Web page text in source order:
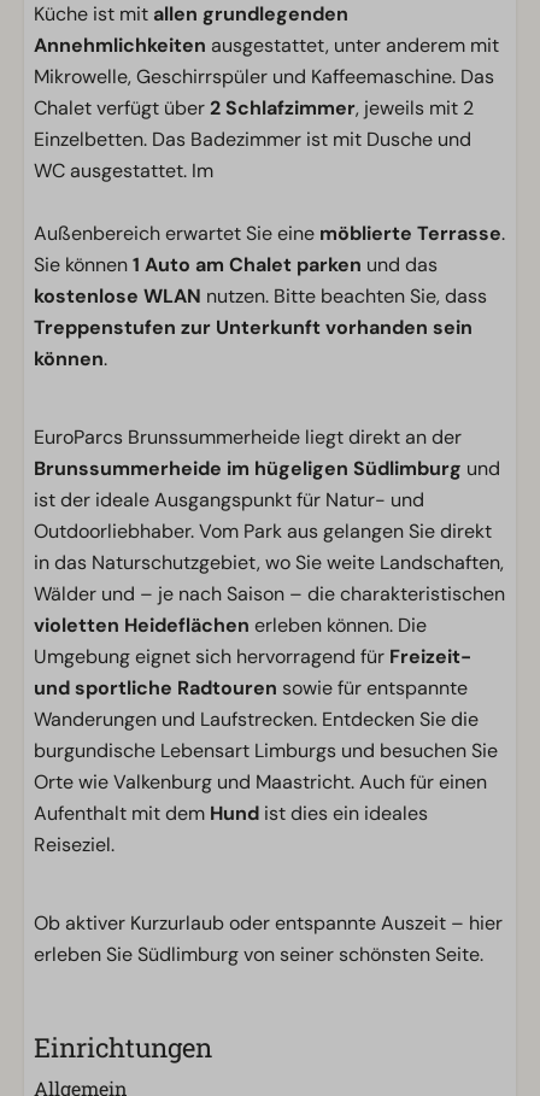
Küche ist mit allen grundlegenden
Annehmlichkeiten ausgestattet, unter anderem mit
Mikrowelle, Geschirrspüler und Kaffeemaschine. Das
Chalet verfügt über2 Schlafzimmer, jeweils mit 2
Einzelbetten. Das Badezimmer ist mit Dusche und
WC ausgestattet. Im
Außenbereich erwartet Sie eine möblierte Terrasse.
Sie können1 Auto am Chalet parken und das
kostenlose WLAN nutzen. Bitte beachten Sie, dass
Treppenstufen zur Unterkunft vorhanden sein
können.
EuroParcs Brunssummerheide liegt direkt an der
Brunssummerheide im hügeligen Südlimburg und
ist der ideale Ausgangspunkt für Natur- und
Outdoorliebhaber. Vom Park aus gelangen Sie direkt
in das Naturschutzgebiet, wo Sie weite Landschaften,
Wälder und – je nach Saison – die charakteristischen
violetten Heideflächen erleben können. Die
Umgebung eignet sich hervorragend für Freizeit-
und sportliche Radtouren sowie für entspannte
Wanderungen und Laufstrecken. Entdecken Sie die
burgundische Lebensart Limburgs und besuchen Sie
Orte wie Valkenburg und Maastricht. Auch für einen
Aufenthalt mit dem Hund ist dies ein ideales
Reiseziel.
Ob aktiver Kurzurlaub oder entspannte Auszeit – hier
erleben Sie Südlimburg von seiner schönsten Seite.
Einrichtungen
Allgemein